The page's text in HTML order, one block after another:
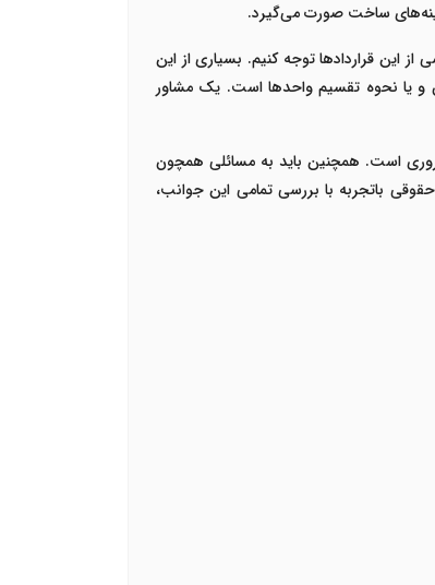
ساخت صورت می‌گیرد.
این قراردادها توجه کنیم. بسیاری از این
و یا نحوه تقسیم واحدها است. یک مشاور
است. همچنین باید به مسائلی همچون
باتجربه با بررسی تمامی این جوانب،